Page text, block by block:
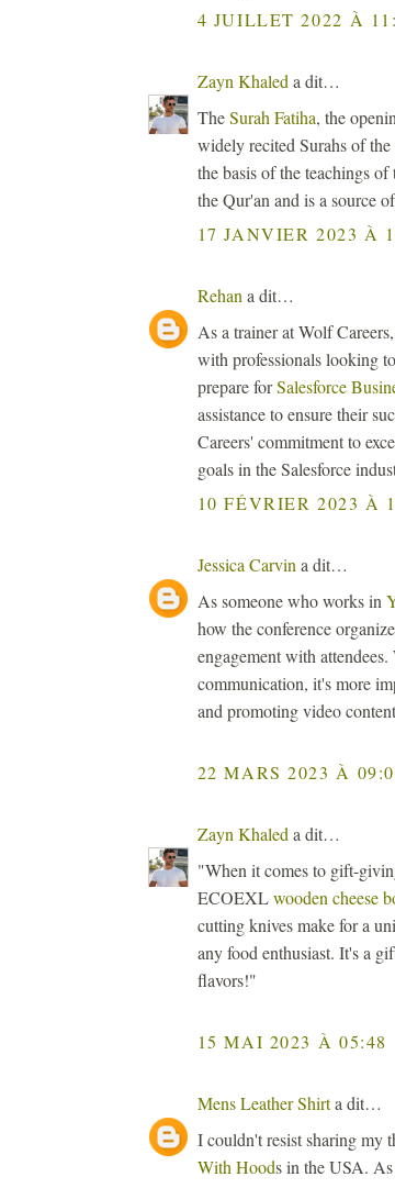
4 JUILLET 2022 À
Zayn Khaled a dit…
TheSurah Fatiha, the
widely recited Surahs of
the basis of the teachings
the Qur'an and is a source
17 JANVIER 2023 À
Rehan a dit…
As a trainer at Wolf
with professionals looking
prepare forSalesforce
assistance to ensure their
Careers' commitment to
goals in the Salesforce
10 FÉVRIER 2023 À
Jessica Carvin a dit…
As someone who works in
how the conference
engagement with
communication, it's more
and promoting video
22 MARS 2023 À
Zayn Khaled a dit…
"When it comes to gift-
ECOEXLwooden cheese
cutting knives make for a
any food enthusiast. It's a
flavors!"
15 MAI 2023 À 05:48
Mens Leather Shirta dit…
I couldn't resist sharing my
With Hoods in the USA.